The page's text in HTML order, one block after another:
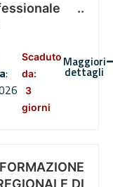
..
:
Scaduto
da:
3
giorni
Maggiori
dettagli
DI